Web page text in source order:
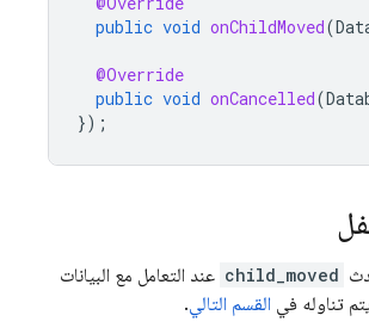
public void onChildMoved(
@Override
public void onCancelled(
});
child_moved عند التعامل مع البيانات
تناوله في القسم التالي.